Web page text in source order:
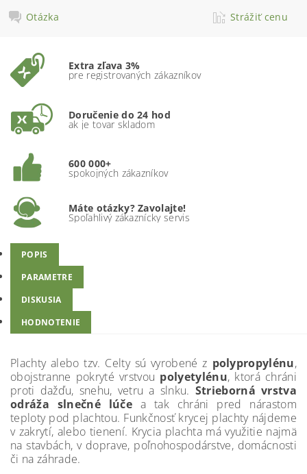
Otázka
Strážiť cenu
Extra zľava 3%
pre registrovaných zákazníkov
Doručenie do 24 hod
ak je tovar skladom
600 000+
spokojných zákazníkov
Máte otázky? Zavolajte!
Spoľahlivý zákaznícky servis
POPIS
PARAMETRE
DISKUSIA
HODNOTENIE
Plachty alebo tzv. Celty sú vyrobené z polypropylénu,
obojstranne pokryté vrstvou polyetylénu, ktorá chráni
proti dažďu, snehu, vetru a slnku. Strieborná vrstva
odráža slnečné lúče a tak chráni pred nárastom
teploty pod plachtou. Funkčnosť krycej plachty nájdeme
v zakrytí, alebo tienení. Krycia plachta má využitie najmä
na stavbách, v doprave, poľnohospodárstve, domácnosti
či na záhrade.